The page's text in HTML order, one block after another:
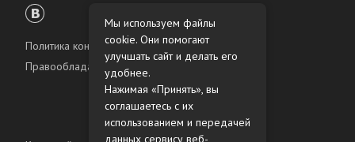
Политика конфиденциальности
Правообладателям
Мы используем файлы
cookie. Они помогают
улучшать сайт и делать его
удобнее.
Нажимая «Принять», вы
соглашаетесь с их
использованием и передачей
данных сервису веб-